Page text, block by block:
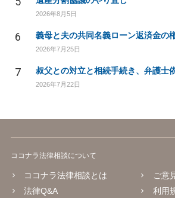
2026年8月5日
6 義母と夫の共同名義ローン返済金の
2026年7月25日
7 叔父との対立と相続手続き、弁護士
2026年7月22日
ココナラ法律相談について
ココナラ法律相談とは
法律Q&A
ご意
利用